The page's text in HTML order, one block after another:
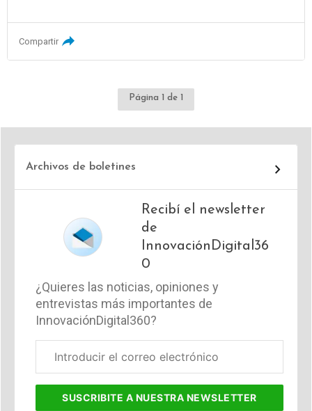
Compartir
Página 1 de 1
Archivos de boletines
Recibí el newsletter
de
InnovaciónDigital36
0
¿Quieres las noticias, opiniones y
entrevistas más importantes de
InnovaciónDigital360?
electrónico
SUSCRIBITE A NUESTRA NEWSLETTER